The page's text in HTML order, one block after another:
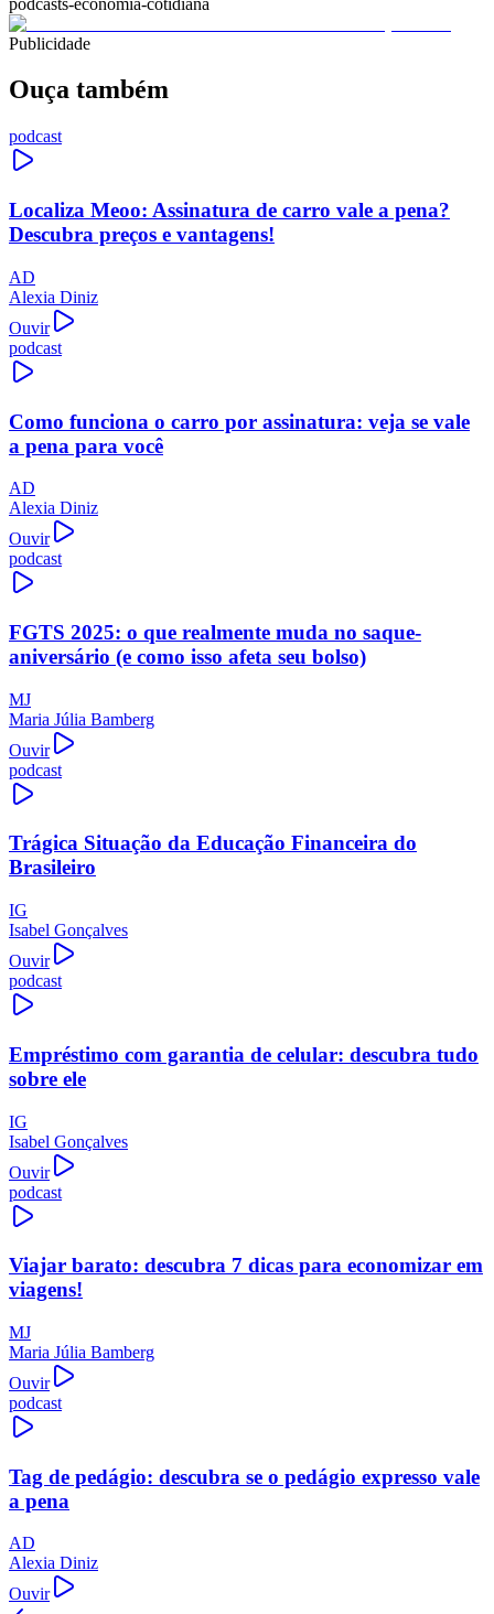
Publicidade
Ouça também
podcast
Localiza Meoo: Assinatura de carro vale a pena?
Descubra preços e vantagens!
AD
Alexia Diniz
Ouvir
podcast
Como funciona o carro por assinatura: veja se vale
a pena para você
AD
Alexia Diniz
Ouvir
podcast
FGTS 2025: o que realmente muda no saque-
aniversário (e como isso afeta seu bolso)
MJ
Maria Júlia Bamberg
Ouvir
podcast
Trágica Situação da Educação Financeira do
Brasileiro
IG
Isabel Gonçalves
Ouvir
podcast
Empréstimo com garantia de celular: descubra tudo
sobre ele
IG
Isabel Gonçalves
Ouvir
podcast
Viajar barato: descubra 7 dicas para economizar em
viagens!
MJ
Maria Júlia Bamberg
Ouvir
podcast
Tag de pedágio: descubra se o pedágio expresso vale
a pena
AD
Alexia Diniz
Ouvir